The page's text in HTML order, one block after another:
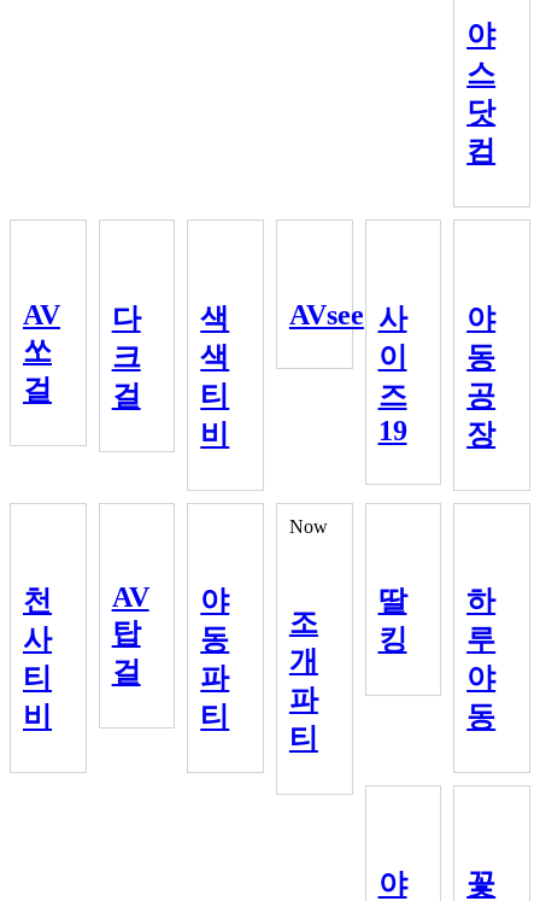
야
스
닷
컴
AV
쏘
걸
다
크
걸
색
색
티
비
AVsee 사
이
즈
19
야
동
공
장
천
사
티
비
AV
탑
걸
야
동
파
티
Now
조
개
파
티
딸
킹
하
루
야
동
야
꽃